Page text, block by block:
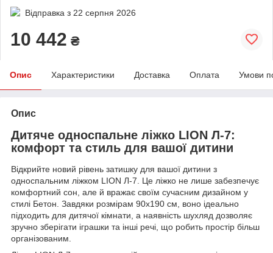
Відправка з 22 серпня 2026
10 442 ₴
Опис Характеристики Доставка Оплата Умови
Опис
Дитяче односпальне ліжко LION Л-7:
комфорт та стиль для вашої дитини
Відкрийте новий рівень затишку для вашої дитини з
односпальним ліжком LION Л-7. Це ліжко не лише забезпечує
комфортний сон, але й вражає своїм сучасним дизайном у
стилі Бетон. Завдяки розмірам 90x190 см, воно ідеально
підходить для дитячої кімнати, а наявність шухляд дозволяє
зручно зберігати іграшки та інші речі, що робить простір більш
організованим.